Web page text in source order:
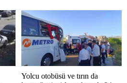
Yolcu otobüsü ve tırın da